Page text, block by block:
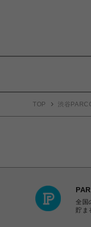
TOP 渋谷
全国
貯ま